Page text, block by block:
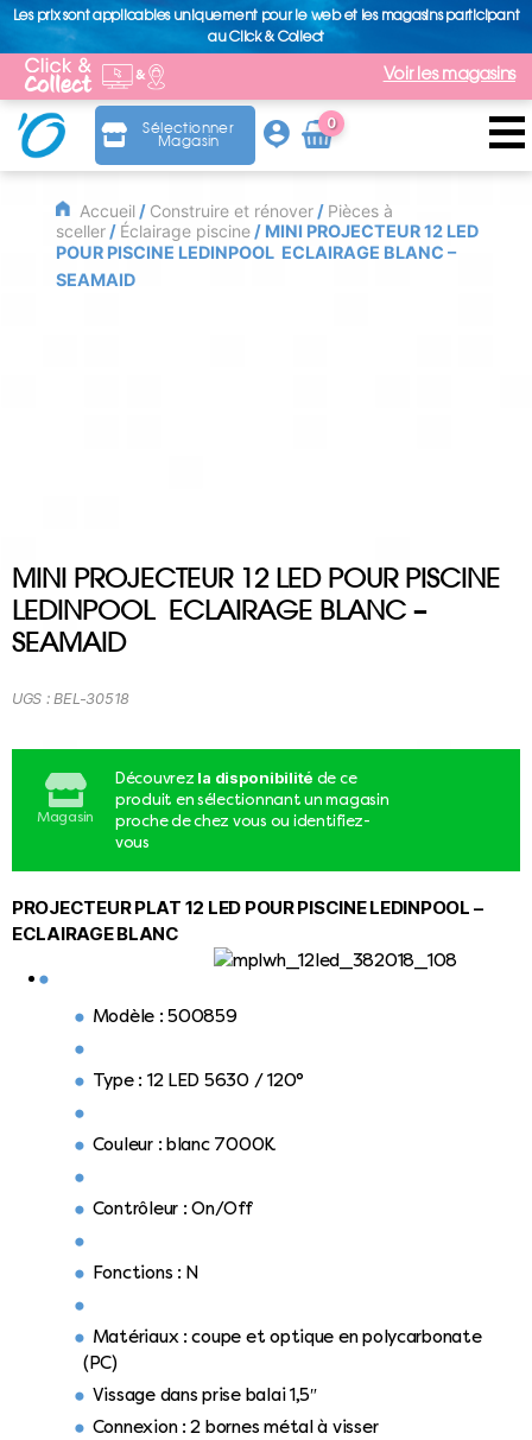
Les prix sont applicables uniquement pour le web et les magasins participant
au Click & Collect
Voir les magasins
Sélectionner
Magasin
0
Arti
cle
Accueil/ Construire et rénover/ Pièces à
sceller/ Éclairage piscine/ MINI PROJECTEUR 12 LED
POUR PISCINE LEDINPOOL  ECLAIRAGE BLANC –
SEAMAID
MINI PROJECTEUR 12 LED POUR PISCINE
LEDINPOOL  ECLAIRAGE BLANC –
SEAMAID
PROJECTEUR PLAT 12 LED POUR PISCINE LEDINPOOL –
ECLAIRAGE BLANC
Modèle : 500859
Type : 12 LED 5630 / 120°
Couleur : blanc 7000K
Contrôleur : On/Off
Fonctions : N
Matériaux : coupe et optique en polycarbonate
(PC)
Vissage dans prise balai 1,5″
Connexion : 2 bornes métal à visser
Magasin
Découvrez la disponibilité de ce
produit en sélectionnant un magasin
proche de chez vous ou identifiez-
vous
UGS :BEL-30518